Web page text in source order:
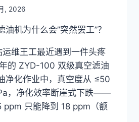
, 2026
机为什么会”突然罢工”？
维王工最近遇到一件头疼
的 ZYD-100 双级真空滤油
净化作业中，真空度从 ≤50
，净化效率断崖式下跌——
ppm 只能降到 18 ppm（额